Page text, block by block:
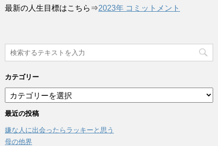
最新の人生目標はこちら⇒2023年 コミットメント
カテゴリー
テ
ゴ
ー
最近の投稿
嫌な人に出会ったらラッキーと思う
母の他界